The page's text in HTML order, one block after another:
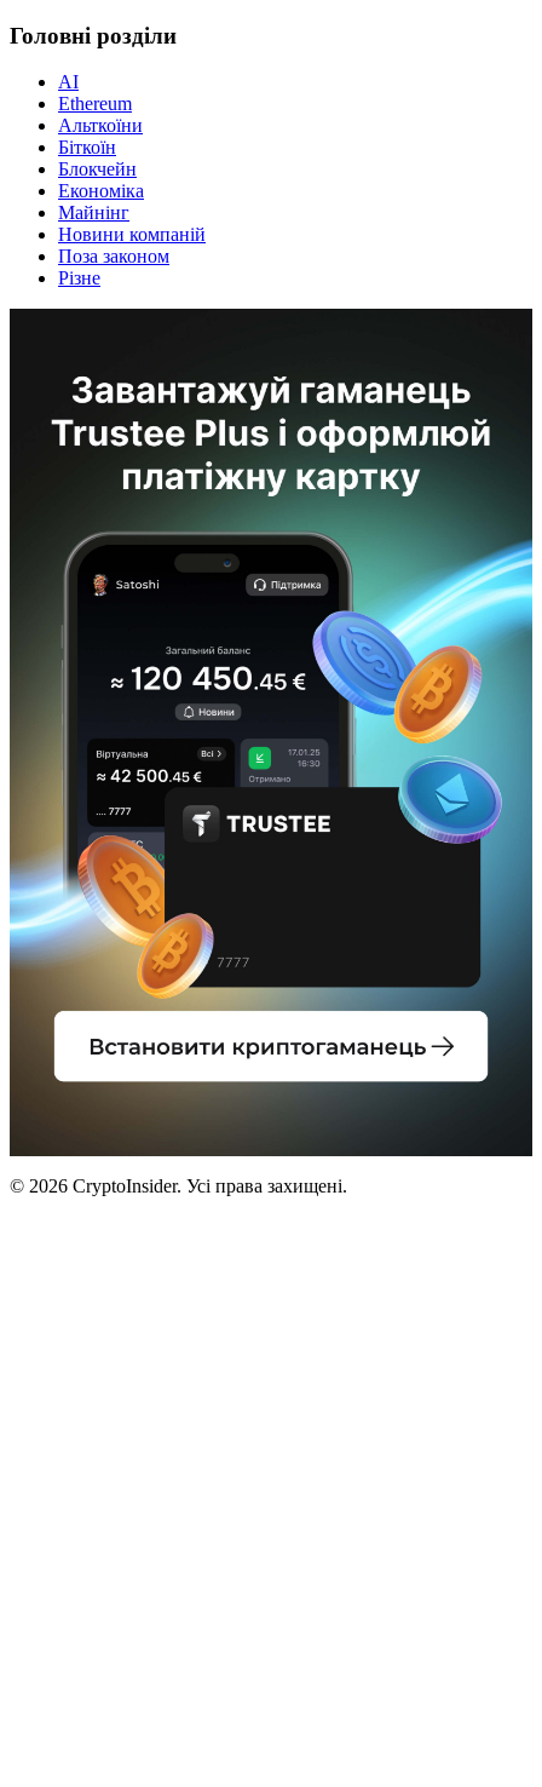
Головні розділи
AI
Ethereum
Альткоїни
Біткоїн
Блокчейн
Економіка
Майнінг
Новини компаній
Поза законом
Різне
© 2026 CryptoInsider. Усі права захищені.